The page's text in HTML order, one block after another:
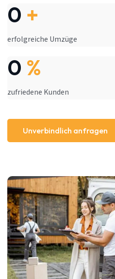
0 +
erfolgreiche Umzüge
0 %
zufriedene Kunden
Unverbindlich anfragen